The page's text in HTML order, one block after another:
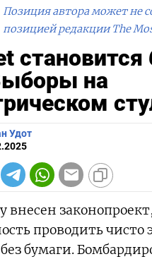
Позиция автора может не
позицией редакции The
на
Удот
внесен
проводить чисто
бумаги.